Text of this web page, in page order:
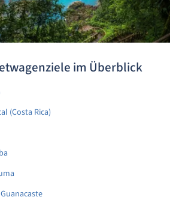
im Überblick
(Costa Rica)